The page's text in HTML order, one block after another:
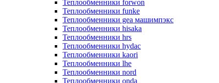
Теплообменники forwon
Теплообменники funke
Теплообменники gea машимпэкс
Теплообменники hisaka
Теплообменники hrs
Теплообменники hydac
Теплообменники kaori
Теплообменники lhe
Теплообменники nord
Теплообменники onda